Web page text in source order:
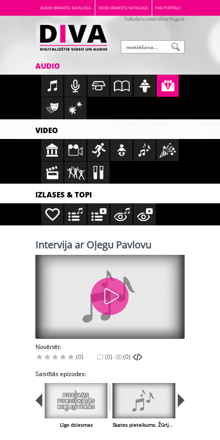
AUDIO IERAKSTU KATALOGS VIDEO IERAKSTU KATALOGS PAR PORTĀLU
Tulkošanu nodrošina Hugo.lv
AUDIO
VIDEO
IZLASES & TOPI
Intervija ar Oļegu Pavlovu
Novērtēt:
(0)
(0) (0)
Saistītās epizodes:
PIEEJAMS
PUBLISKAJĀS
BIBLIOTĒKĀS
Līgo dziesmas Skates pieteikums. Žūrijas komisijas nosaukšana.